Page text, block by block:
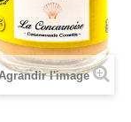
l'image